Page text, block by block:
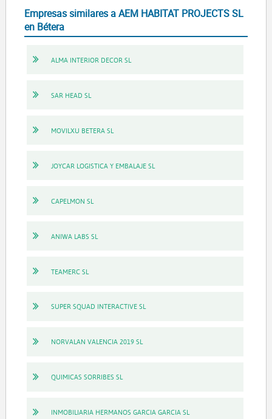
Empresas similares a AEM HABITAT PROJECTS SL
en Bétera
ALMA INTERIOR DECOR SL
SAR HEAD SL
MOVILXU BETERA SL
JOYCAR LOGISTICA Y EMBALAJE SL
CAPELMON SL
ANIWA LABS SL
TEAMERC SL
SUPER SQUAD INTERACTIVE SL
NORVALAN VALENCIA 2019 SL
QUIMICAS SORRIBES SL
INMOBILIARIA HERMANOS GARCIA GARCIA SL